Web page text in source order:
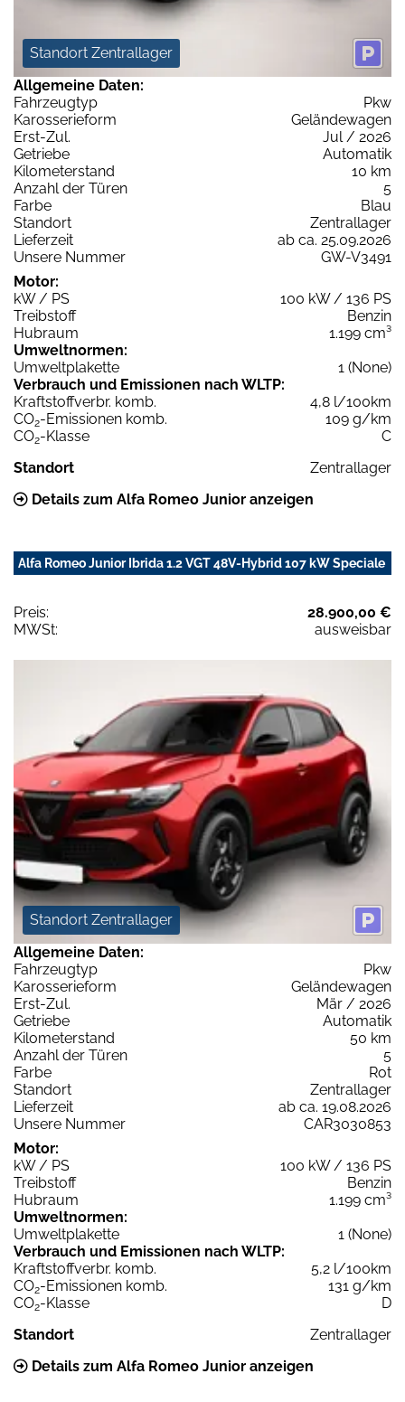
Standort Zentrallager
Allgemeine Daten:
Fahrzeugtyp
Pkw
Karosserieform
Geländewagen
Erst-Zul.
Jul / 2026
Getriebe
Automatik
Kilometerstand
10 km
Anzahl der Türen
5
Farbe
Blau
Standort
Zentrallager
Lieferzeit
ab ca. 25.09.2026
Unsere Nummer
GW-V3491
Motor:
kW / PS
100 kW / 136 PS
Treibstoff
Benzin
Hubraum
1.199 cm³
Umweltnormen:
Umweltplakette
1 (None)
Verbrauch und Emissionen nach WLTP:
Kraftstoffverbr. komb.
4,8 l/100km
CO2-Emissionen komb.
109 g/km
CO2-Klasse
C
Standort
Zentrallager
Details zum Alfa Romeo Junior anzeigen
Alfa Romeo Junior Ibrida 1.2 VGT 48V-Hybrid 107 kW Speciale
Preis:
28.900,00 €
MWSt:
ausweisbar
Standort Zentrallager
Allgemeine Daten:
Fahrzeugtyp
Pkw
Karosserieform
Geländewagen
Erst-Zul.
Mär / 2026
Getriebe
Automatik
Kilometerstand
50 km
Anzahl der Türen
5
Farbe
Rot
Standort
Zentrallager
Lieferzeit
ab ca. 19.08.2026
Unsere Nummer
CAR3030853
Motor:
kW / PS
100 kW / 136 PS
Treibstoff
Benzin
Hubraum
1.199 cm³
Umweltnormen:
Umweltplakette
1 (None)
Verbrauch und Emissionen nach WLTP:
Kraftstoffverbr. komb.
5,2 l/100km
CO2-Emissionen komb.
131 g/km
CO2-Klasse
D
Standort
Zentrallager
Details zum Alfa Romeo Junior anzeigen